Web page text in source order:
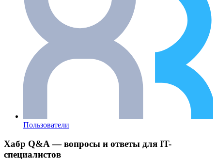
Пользователи
Хабр Q&A — вопросы и ответы для IT-
специалистов